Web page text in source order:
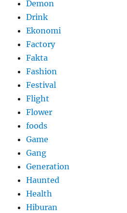
Demon
Drink
Ekonomi
Factory
Fakta
Fashion
Festival
Flight
Flower
foods
Game
Gang
Generation
Haunted
Health
Hiburan